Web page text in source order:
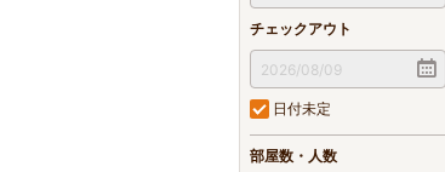
チェックアウト
日付未定
部屋数・人数